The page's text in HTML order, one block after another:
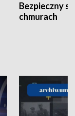
Bezpieczny
chmurach